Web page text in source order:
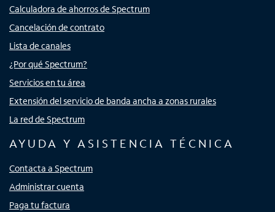
Calculadora de ahorros de Spectrum
Cancelación de contrato
Lista de canales
¿Por qué Spectrum?
Servicios en tu área
Extensión del servicio de banda ancha a zonas rurales
La red de Spectrum
AYUDA Y ASISTENCIA TÉCNICA
Contacta a Spectrum
Administrar cuenta
Paga tu factura